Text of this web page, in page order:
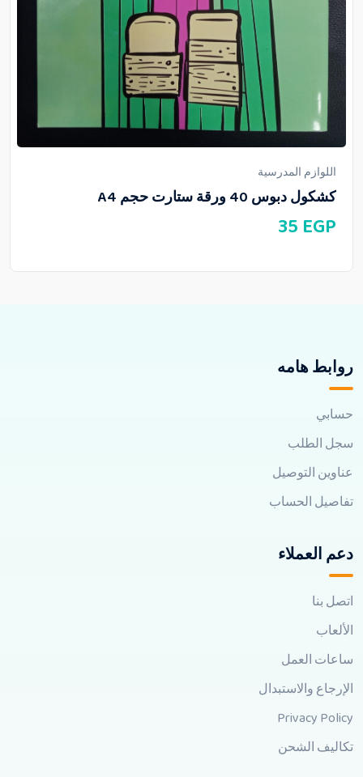
اللوازم المدرسية
كشكول دبوس 40 ورقة ستارت حجم A4
35 EGP
روابط هامه
حسابي
سجل الطلب
عناوين التوصيل
تفاصيل الحساب
دعم العملاء
اتصل بنا
الألعاب
ساعات العمل
الإرجاع والاستبدال
Privacy Policy
تكاليف الشحن